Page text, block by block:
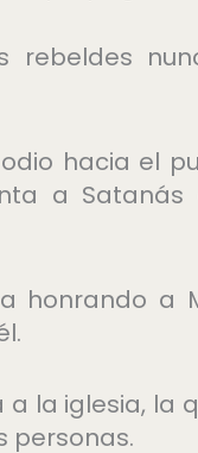
rebeldes
hacia el
a
honrando a
a la iglesia,
personas.